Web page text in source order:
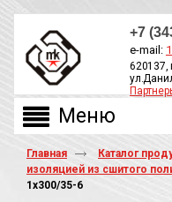
+7
e-mail:
620137,
Главная Каталог
изоляцией из сшитого
1х300/35-6